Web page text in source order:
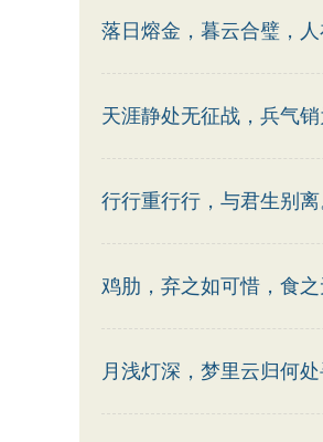
落日熔金，暮云合璧，人
天涯静处无征战，兵气销
行行重行行，与君生别离
鸡肋，弃之如可惜，食
月浅灯深，梦里云归何处